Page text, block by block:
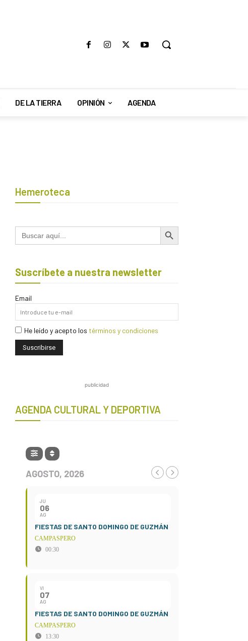
DE LA TIERRA OPINIÓN AGENDA
Hemeroteca
Buscar: Botón de búsqueda
Suscríbete a nuestra newsletter
Email
He leído y acepto los términos y condiciones
publicidad
AGENDA CULTURAL Y DEPORTIVA
AGOSTO, 2026
JU
06
AG
FIESTAS DE SANTO DOMINGO DE GUZMÁN
CAMPASPERO
00:30
VI
07
AG
FIESTAS DE SANTO DOMINGO DE GUZMÁN
CAMPASPERO
13:30